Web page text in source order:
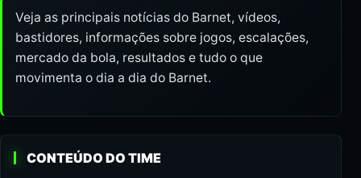
Veja as principais notícias do Barnet, vídeos,
bastidores, informações sobre jogos, escalações,
mercado da bola, resultados e tudo o que
movimenta o dia a dia do Barnet.
CONTEÚDO DO TIME